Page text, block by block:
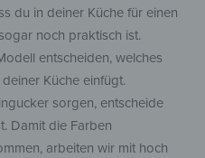
du in deiner Küche für einen
noch praktisch ist.
entscheiden, welches
Küche einfügt.
sorgen, entscheide
Damit die Farben
arbeiten wir mit hoch